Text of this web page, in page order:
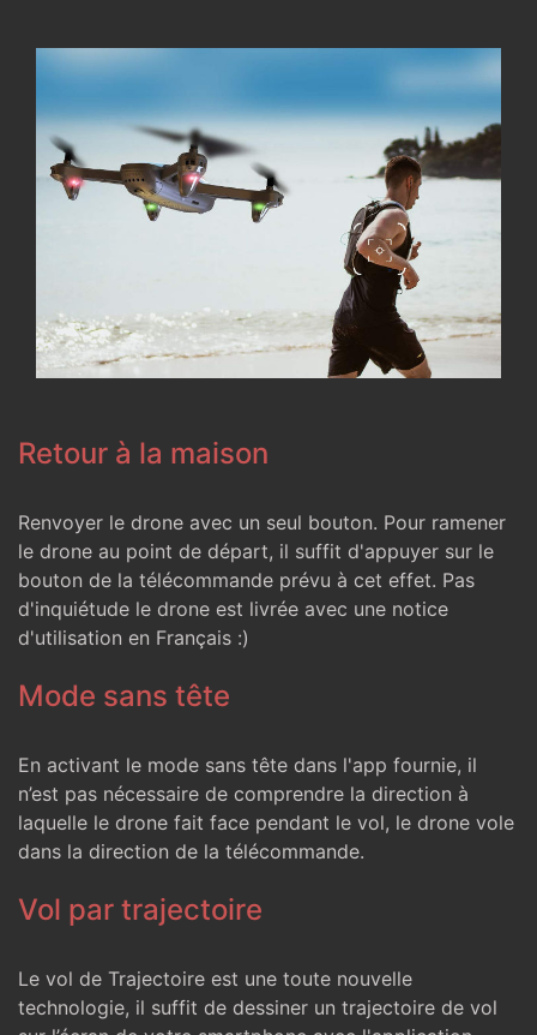
Retour à la maison
Renvoyer le drone avec un seul bouton. Pour ramener
le drone au point de départ, il suffit d'appuyer sur le
bouton de la télécommande prévu à cet effet. Pas
d'inquiétude le drone est livrée avec une notice
d'utilisation en Français :)
Mode sans tête
En activant le mode sans tête dans l'app fournie, il
n’est pas nécessaire de comprendre la direction à
laquelle le drone fait face pendant le vol, le drone vole
dans la direction de la télécommande.
Vol par trajectoire
Le vol de Trajectoire est une toute nouvelle
technologie, il suffit de dessiner un trajectoire de vol